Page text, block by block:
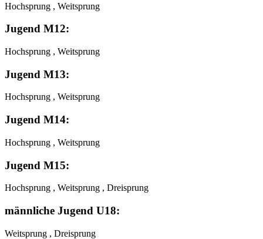
Hochsprung , Weitsprung
Jugend M12:
Hochsprung , Weitsprung
Jugend M13:
Hochsprung , Weitsprung
Jugend M14:
Hochsprung , Weitsprung
Jugend M15:
Hochsprung , Weitsprung , Dreisprung
männliche Jugend U18:
Weitsprung , Dreisprung